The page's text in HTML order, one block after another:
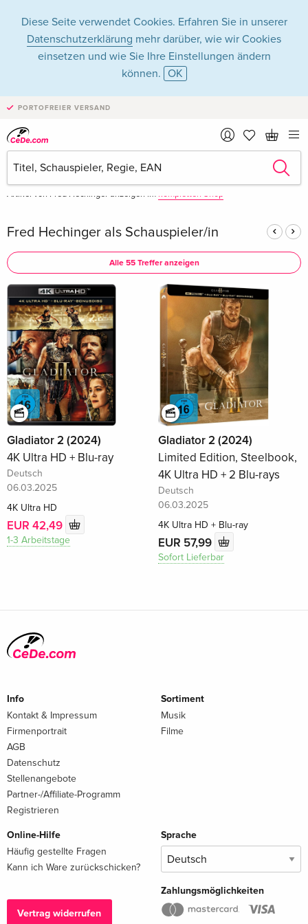
Diese Seite verwendet Cookies. Erfahren Sie in unserer
Datenschutzerklärung mehr darüber, wie wir Cookies
einsetzen und wie Sie Ihre Einstellungen ändern
können. OK
PORTOFREIER VERSAND
Fred Hechinger in
Filme - Alle Formate
Artikel von Fred Hechinger anzeigen im kompletten Shop
Fred Hechinger als Schauspieler/in
Alle 55 Treffer anzeigen
Gladiator 2 (2024)
4K Ultra HD + Blu-ray
Deutsch
06.03.2025
4K Ultra HD
EUR 42,49
1-3 Arbeitstage
Gladiator 2 (2024)
Limited Edition, Steelbook,
4K Ultra HD + 2 Blu-rays
Deutsch
06.03.2025
4K Ultra HD + Blu-ray
EUR 57,99
Sofort Lieferbar
Info
Kontakt & Impressum
Firmenportrait
AGB
Datenschutz
Stellenangebote
Partner-/Affiliate-Programm
Registrieren
Sortiment
Musik
Filme
Online-Hilfe
Häufig gestellte Fragen
Kann ich Ware zurückschicken?
Vertrag widerrufen
Sprache
Zahlungsmöglichkeiten